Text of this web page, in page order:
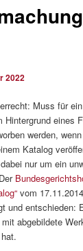
2022
Muss für
Hintergrund eines
werden,
Katalog
nur um ein
vom
und entschieden:
abgebildete